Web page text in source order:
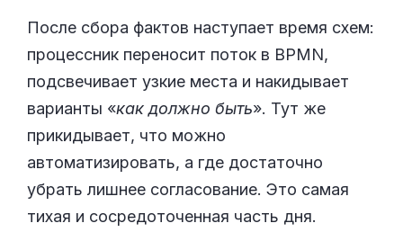
После сбора фактов наступает время схем:
процессник переносит поток в BPMN,
подсвечивает узкие места и накидывает
варианты «как должно быть». Тут же
прикидывает, что можно
автоматизировать, а где достаточно
убрать лишнее согласование. Это самая
тихая и сосредоточенная часть дня.